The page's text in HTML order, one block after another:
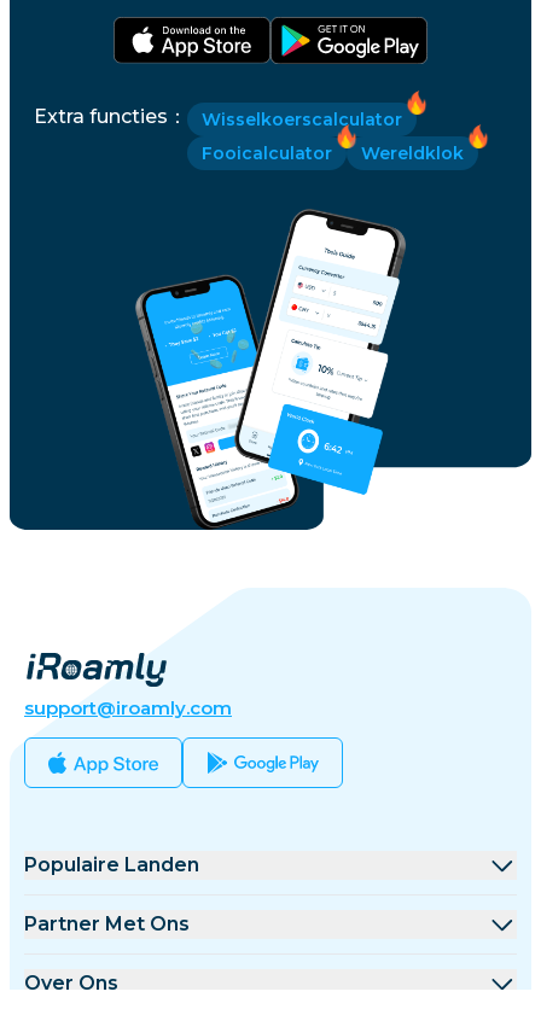
Extra functies ：
Wisselkoerscalculator
Fooicalculator
Wereldklok
support@iroamly.com
Populaire Landen
Verenigde Staten
Partner Met Ons
Groothandel Platform
Over Ons